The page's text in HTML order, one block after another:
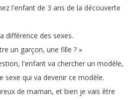
l'enfant de 3 ans de la découverte
différence des sexes.
un garçon, une fille ? »
, l'enfant va chercher un modèle,
sexe qui va devenir ce modèle.
de maman, et bien je vais être